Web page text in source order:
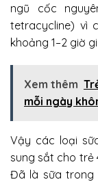
ngũ cốc
tetracycline) vì
khoảng 1–2 giờ
Xem thêm
mỗi ngày
Vậy các loại
sung sắt cho trẻ
Đã là sữa trong